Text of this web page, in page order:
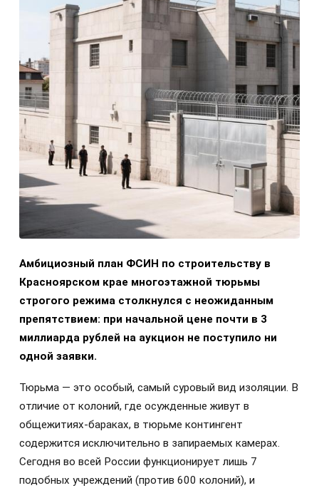
Амбициозный план ФСИН по строительству в
Красноярском крае многоэтажной тюрьмы
строгого режима столкнулся с неожиданным
препятствием: при начальной цене почти в 3
миллиарда рублей на аукцион не поступило ни
одной заявки.
Тюрьма — это особый, самый суровый вид изоляции. В
отличие от колоний, где осужденные живут в
общежитиях-бараках, в тюрьме контингент
содержится исключительно в запираемых камерах.
Сегодня во всей России функционирует лишь 7
подобных учреждений (против 600 колоний), и